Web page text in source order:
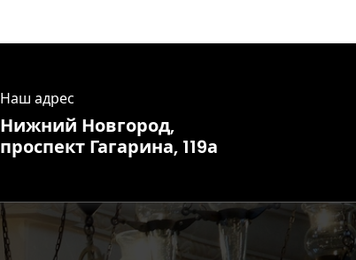
Наш адрес
Нижний Новгород,
проспект Гагарина, 119а